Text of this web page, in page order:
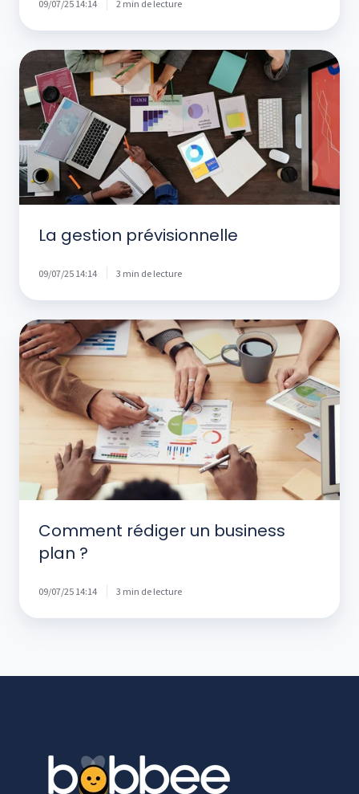
09/07/25 14:14 2 min de lecture
La
gestion
prévisionnelle
La gestion prévisionnelle
09/07/25 14:14 3 min de lecture
Comment
rédiger
un
business
plan
?
Comment rédiger un business
plan ?
09/07/25 14:14 3 min de lecture